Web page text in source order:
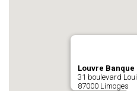
Louvre
31 boulevard
87000 Limoges